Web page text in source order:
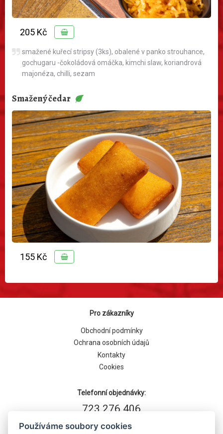
205 Kč
smažené kuřecí stripsy (3ks), obalené v panko strouhance,
gochugaru -čokoládová omáčka, kimchi slaw, koriandrová
majonéza, chilli, sezam
Smažený čedar
155 Kč
Pro zákazníky
Obchodní podmínky
Ochrana osobních údajů
Kontakty
Cookies
Telefonní objednávky:
723 276 406
Používáme soubory cookies